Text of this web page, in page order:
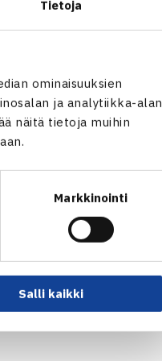
Tietoja
ominaisuuksien
ja analytiikka-alan
näitä tietoja muihin
Markkinointi
Salli kaikki
Klein Saksa 61 61,
– Virtanen 64 61,
(5.) 63 62
Vila Espanja (tulos